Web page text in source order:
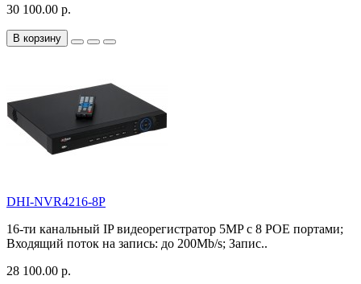
30 100.00 р.
В корзину
DHI-NVR4216-8P
16-ти канальный IP видеорегистратор 5MP с 8 РОЕ портами;
Входящий поток на запись: до 200Mb/s; Запис..
28 100.00 р.